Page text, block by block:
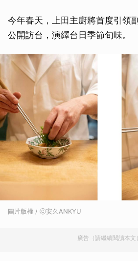
今年春天，上田主廚將首度引領
公開訪台，演繹台日季節旬味。
圖片版權 / ⓒ安久ANKYU
廣告（請繼續閱讀本文）